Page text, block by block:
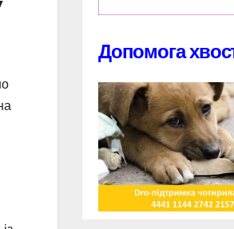
Допомога